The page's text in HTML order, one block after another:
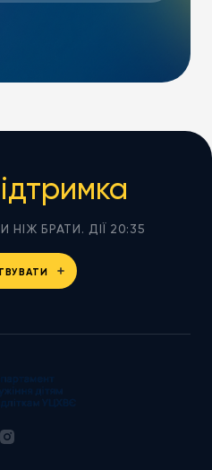
НІЖ БРАТИ. ДІЇ 20:35